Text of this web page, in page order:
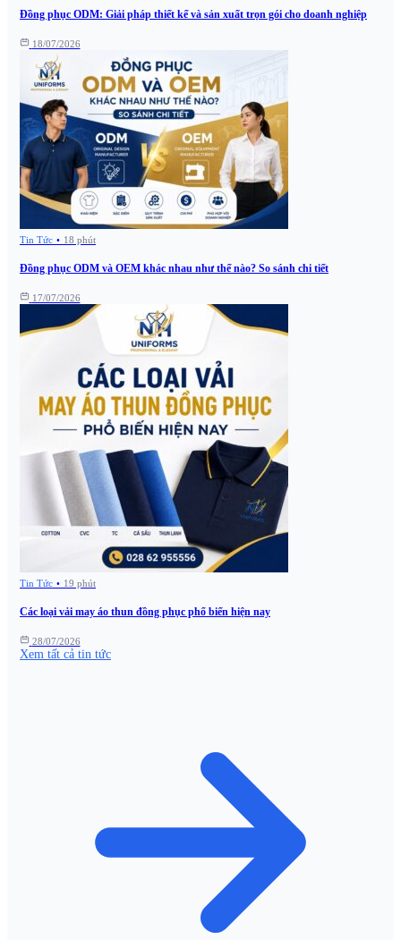
Đồng phục ODM: Giải pháp thiết kế và sản xuất trọn gói cho doanh nghiệp
18/07/2026
Tin Tức • 18 phút
Đồng phục ODM và OEM khác nhau như thế nào? So sánh chi tiết
17/07/2026
Tin Tức • 19 phút
Các loại vải may áo thun đồng phục phổ biến hiện nay
28/07/2026
Xem tất cả tin tức